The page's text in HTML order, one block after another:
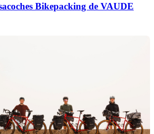
Bikepacking de VAUDE